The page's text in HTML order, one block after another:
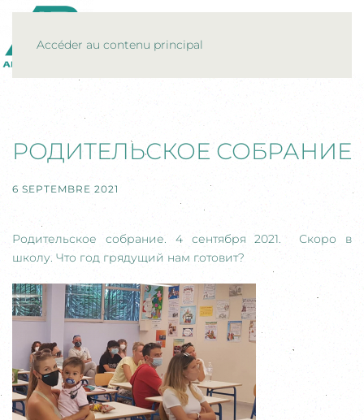
Accéder au contenu principal
РОДИТЕЛЬСКОЕ СОБРАНИЕ
6 SEPTEMBRE 2021
Родительское собрание. 4 сентября 2021. Скоро в
школу. Что год грядущий нам готовит?